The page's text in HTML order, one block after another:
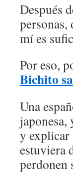
Después
personas,
mí es
Por eso,
Bichito
Una
y explicar
estuviera
perdonen